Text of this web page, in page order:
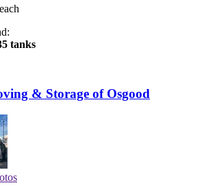
tanks
& Storage of Osgood